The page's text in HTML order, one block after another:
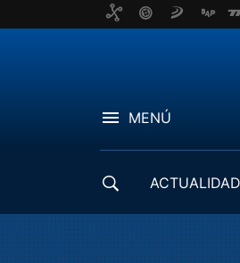
MENÚ
ACTUALIDAD